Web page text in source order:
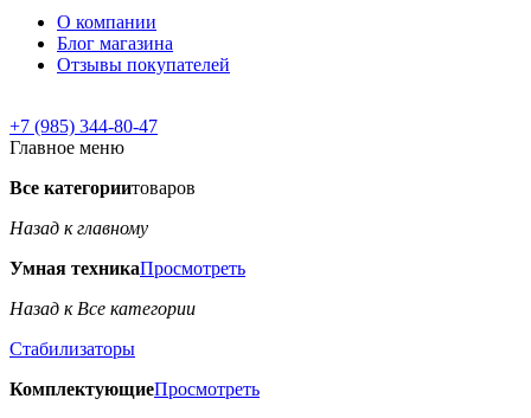
О компании
Блог магазина
Отзывы покупателей
+7 (985) 344-80-47
Главное меню
Все категориитоваров
Назад к главному
Умная техникаПросмотреть
Назад к Все категории
Стабилизаторы
КомплектующиеПросмотреть